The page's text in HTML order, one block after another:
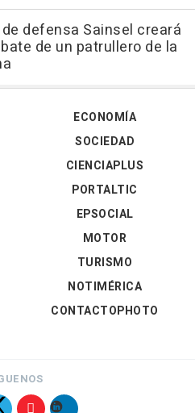
defensa Sainsel creará
de un patrullero de la
ECONOMÍA
SOCIEDAD
CIENCIAPLUS
PORTALTIC
EPSOCIAL
MOTOR
TURISMO
NOTIMÉRICA
CONTACTOPHOTO